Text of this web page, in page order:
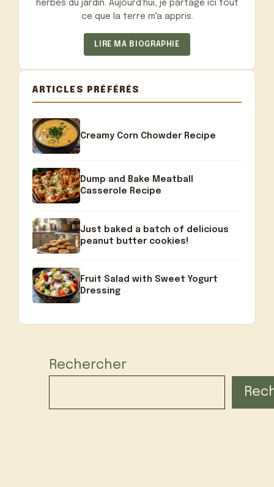
herbes du jardin. Aujourd'hui, je partage ici tout
ce que la terre m'a appris.
LIRE MA BIOGRAPHIE
ARTICLES PRÉFÉRÉS
Creamy Corn Chowder Recipe
Dump and Bake Meatball
Casserole Recipe
Just baked a batch of delicious
peanut butter cookies!
Fruit Salad with Sweet Yogurt
Dressing
Rechercher